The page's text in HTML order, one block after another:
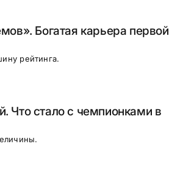
Богатая карьера первой
рейтинга.
Что стало с чемпионками в